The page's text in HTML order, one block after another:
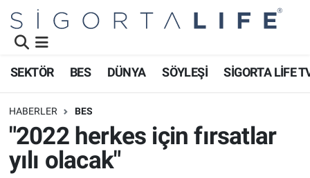
SEKTÖR BES DÜNYA SÖYLEŞİ SİGORTA LİFE
HABERLER BES
"2022 herkes için fırsatlar
yılı olacak"
Namaz Vakitleri
Trafik Durumu